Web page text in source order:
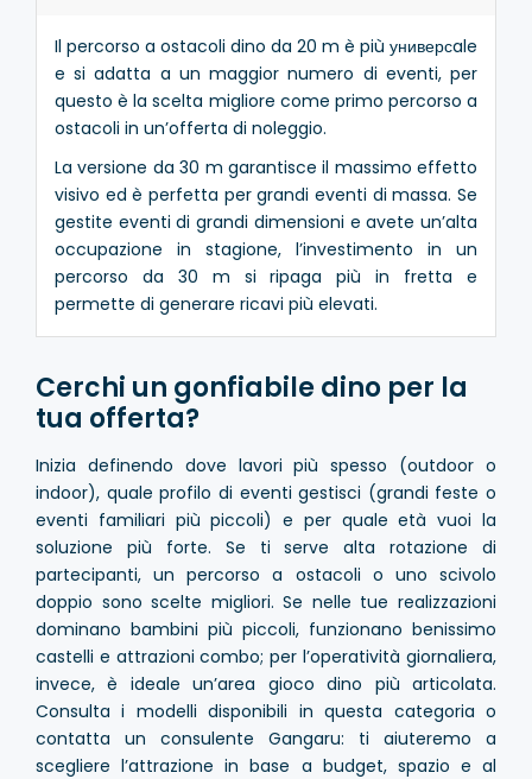
Il percorso a ostacoli dino da 20 m è più универсale
e si adatta a un maggior numero di eventi, per
questo è la scelta migliore come primo percorso a
ostacoli in un’offerta di noleggio.
La versione da 30 m garantisce il massimo effetto
visivo ed è perfetta per grandi eventi di massa. Se
gestite eventi di grandi dimensioni e avete un’alta
occupazione in stagione, l’investimento in un
percorso da 30 m si ripaga più in fretta e
permette di generare ricavi più elevati.
Cerchi un gonfiabile dino per la
tua offerta?
Inizia definendo dove lavori più spesso (outdoor o
indoor), quale profilo di eventi gestisci (grandi feste o
eventi familiari più piccoli) e per quale età vuoi la
soluzione più forte. Se ti serve alta rotazione di
partecipanti, un percorso a ostacoli o uno scivolo
doppio sono scelte migliori. Se nelle tue realizzazioni
dominano bambini più piccoli, funzionano benissimo
castelli e attrazioni combo; per l’operatività giornaliera,
invece, è ideale un’area gioco dino più articolata.
Consulta i modelli disponibili in questa categoria o
contatta un consulente Gangaru: ti aiuteremo a
scegliere l’attrazione in base a budget, spazio e al